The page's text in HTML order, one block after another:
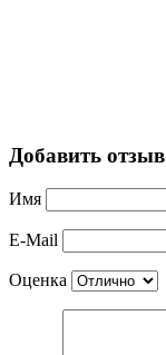
Добавить отзыв
Имя
E-Mail
Оценка